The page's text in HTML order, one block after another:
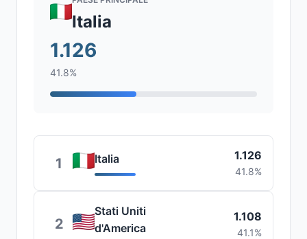
Italia
1.126
41.8%
1 Italia 1.126
41.8%
2
Stati Uniti
d'America
1.108
41.1%